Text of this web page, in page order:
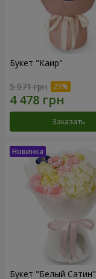
Букет "Каир"
5 971 грн
Заказать
Букет "Белый Сатин"